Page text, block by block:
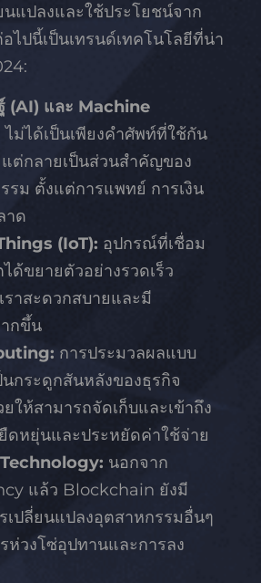
นแปลงและใช้ประโยชน์จาก
ไปนี้เป็นเทรนด์เทคโนโลยีที่น่า
(AI) และ Machine
ไม่ได้เป็นเพียงคำศัพท์ที่ใช้กัน
ต่กลายเป็นส่วนสำคัญของ
รม ตั้งแต่การแพทย์ การเงิน
าด
(IoT): อุปกรณ์ที่เชื่อม
ด้ขยายตัวอย่างรวดเร็ว
ราสะดวกสบายและมี
กขึ้น
การประมวลผลแบบ
นกระดูกสันหลังของธุรกิจ
ให้สามารถจัดเก็บและเข้าถึง
ดหยุ่นและประหยัดค่าใช้จ่าย
นอกจาก
แล้ว Blockchain ยังมี
เปลี่ยนแปลงอุตสาหกรรมอื่นๆ
ห่วงโซ่อุปทานและการลง